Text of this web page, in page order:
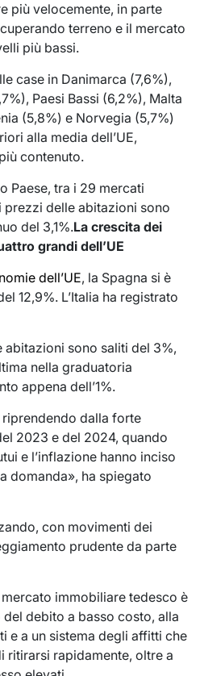
più velocemente, in parte
terreno e il mercato
più bassi.
case in Danimarca (7,6%),
Paesi Bassi (6,2%), Malta
(5,8%) e Norvegia (5,7%)
alla media dell’UE,
contenuto.
Paese, tra i 29 mercati
delle abitazioni sono
del 3,1%.La crescita dei
grandi dell’UE
dell’UE, la Spagna si è
12,9%. L’Italia ha registrato
abitazioni sono saliti del 3%,
nella graduatoria
appena dell’1%.
riprendendo dalla forte
2023 e del 2024, quando
e l’inflazione hanno inciso
domanda», ha spiegato
con movimenti dei
prudente da parte
immobiliare tedesco è
debito a basso costo, alla
e a un sistema degli affitti che
ritirarsi rapidamente, oltre a